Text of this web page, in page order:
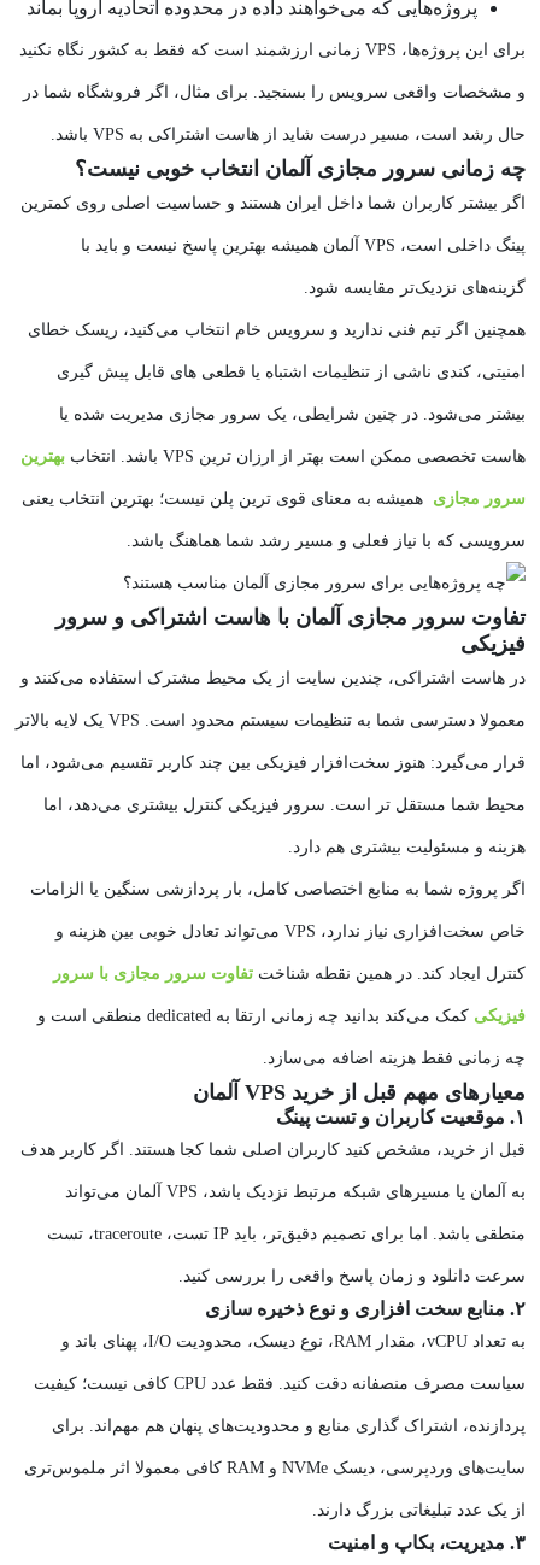
پروژه‌هایی که می‌خواهند داده در محدوده اتحادیه اروپا بماند
برای این پروژه‌ها، VPS زمانی ارزشمند است که فقط به کشور نگاه نکنید
و مشخصات واقعی سرویس را بسنجید. برای مثال، اگر فروشگاه شما در
حال رشد است، مسیر درست شاید از هاست اشتراکی به VPS باشد.
چه زمانی سرور مجازی آلمان انتخاب خوبی نیست؟
اگر بیشتر کاربران شما داخل ایران هستند و حساسیت اصلی روی کمترین
پینگ داخلی است، VPS آلمان همیشه بهترین پاسخ نیست و باید با
گزینه‌های نزدیک‌تر مقایسه شود.
همچنین اگر تیم فنی ندارید و سرویس خام انتخاب می‌کنید، ریسک خطای
امنیتی، کندی ناشی از تنظیمات اشتباه یا قطعی‌ های قابل پیش گیری
بیشتر می‌شود. در چنین شرایطی، یک سرور مجازی مدیریت‌ شده یا
هاست تخصصی ممکن است بهتر از ارزان‌ ترین VPS باشد. انتخاب بهترین
سرور مجازی همیشه به معنای قوی‌ ترین پلن نیست؛ بهترین انتخاب یعنی
سرویسی که با نیاز فعلی و مسیر رشد شما هماهنگ باشد.
تفاوت سرور مجازی آلمان با هاست اشتراکی و سرور
فیزیکی
در هاست اشتراکی، چندین سایت از یک محیط مشترک استفاده می‌کنند و
معمولا دسترسی شما به تنظیمات سیستم محدود است. VPS یک لایه بالاتر
قرار می‌گیرد: هنوز سخت‌افزار فیزیکی بین چند کاربر تقسیم می‌شود، اما
محیط شما مستقل‌ تر است. سرور فیزیکی کنترل بیشتری می‌دهد، اما
هزینه و مسئولیت بیشتری هم دارد.
اگر پروژه شما به منابع اختصاصی کامل، بار پردازشی سنگین یا الزامات
خاص سخت‌افزاری نیاز ندارد، VPS می‌تواند تعادل خوبی بین هزینه و
کنترل ایجاد کند. در همین نقطه شناخت تفاوت سرور مجازی با سرور
فیزیکی کمک می‌کند بدانید چه زمانی ارتقا به dedicated منطقی است و
چه زمانی فقط هزینه اضافه می‌سازد.
معیارهای مهم قبل از خرید VPS آلمان
۱. موقعیت کاربران و تست پینگ
قبل از خرید، مشخص کنید کاربران اصلی شما کجا هستند. اگر کاربر هدف
به آلمان یا مسیرهای شبکه مرتبط نزدیک باشد، VPS آلمان می‌تواند
منطقی باشد. اما برای تصمیم دقیق‌تر، باید IP تست، traceroute، تست
سرعت دانلود و زمان پاسخ واقعی را بررسی کنید.
۲. منابع سخت‌ افزاری و نوع ذخیره‌ سازی
به تعداد vCPU، مقدار RAM، نوع دیسک، محدودیت I/O، پهنای باند و
سیاست مصرف منصفانه دقت کنید. فقط عدد CPU کافی نیست؛ کیفیت
پردازنده، اشتراک‌ گذاری منابع و محدودیت‌های پنهان هم مهم‌اند. برای
سایت‌های وردپرسی، دیسک NVMe و RAM کافی معمولا اثر ملموس‌تری
از یک عدد تبلیغاتی بزرگ دارند.
۳. مدیریت ، بکاپ و امنیت